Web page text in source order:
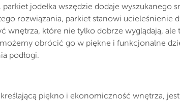
jodełka wszędzie dodaje wyszukanego
rozwiązania, parkiet stanowi ucieleśnienie
które nie tylko dobrze wyglądają, ale
obrócić go w piękne i funkcjonalne
podłogi.
piękno i ekonomiczność wnętrza,